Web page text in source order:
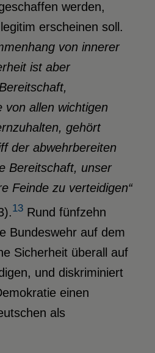
werden,
erscheinen soll.
von innerer
ist aber
von allen wichtigen
gehört
der abwehrbereiten
Bereitschaft, unser
Feinde zu verteidigen“
13Rund fünfzehn
Bundeswehr auf dem
Sicherheit überall auf
und diskriminiert
einen
als